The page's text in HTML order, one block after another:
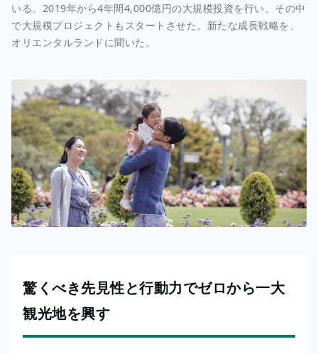
いる。2019年から4年間4,000億円の大規模投資を行い、その中
で大規模プロジェクトもスタートさせた。新たな成長戦略を、
オリエンタルランドに聞いた。
驚くべき先見性と行動力でゼロから一大
観光地を興す